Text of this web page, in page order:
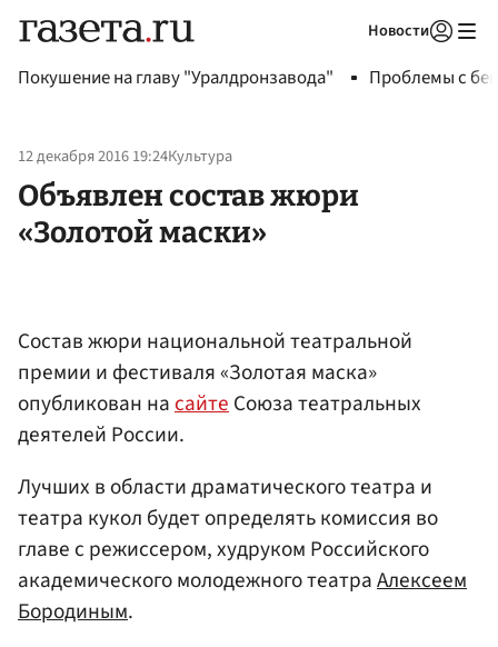
Новости
Покушение на главу "Уралдронзавода" Проблемы с
12 декабря 2016 19:24Культура
Объявлен состав жюри
«Золотой маски»
Состав жюри национальной театральной
премии и фестиваля «Золотая маска»
опубликован насайтеСоюза театральных
деятелей России.
Лучших в области драматического театра и
театра кукол будет определять комиссия во
главе с режиссером, худруком Российского
академического молодежного театраАлексеем
Бородиным.